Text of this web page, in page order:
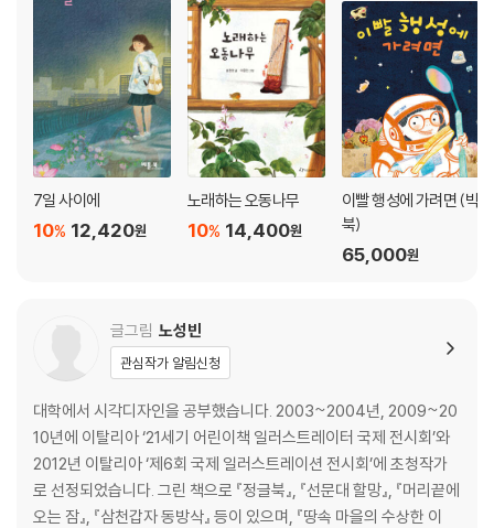
7일 사이에
12,420원
10%
노래하는 오동나무
14,400원
10%
이빨 행성에 가려면 (빅
북)
65,000원
글그림 노성빈
관심작가 알림신청
대학에서 시각디자인을 공부했습니다. 2003~2004년, 2009~20
10년에 이탈리아 ‘21세기 어린이책 일러스트레이터 국제 전시회’와
2012년 이탈리아 ‘제6회 국제 일러스트레이션 전시회’에 초청작가
로 선정되었습니다. 그린 책으로 『정글북』, 『선문대 할망』, 『머리끝에
오는 잠』, 『삼천갑자 동방삭』 등이 있으며, 『땅속 마을의 수상한 이